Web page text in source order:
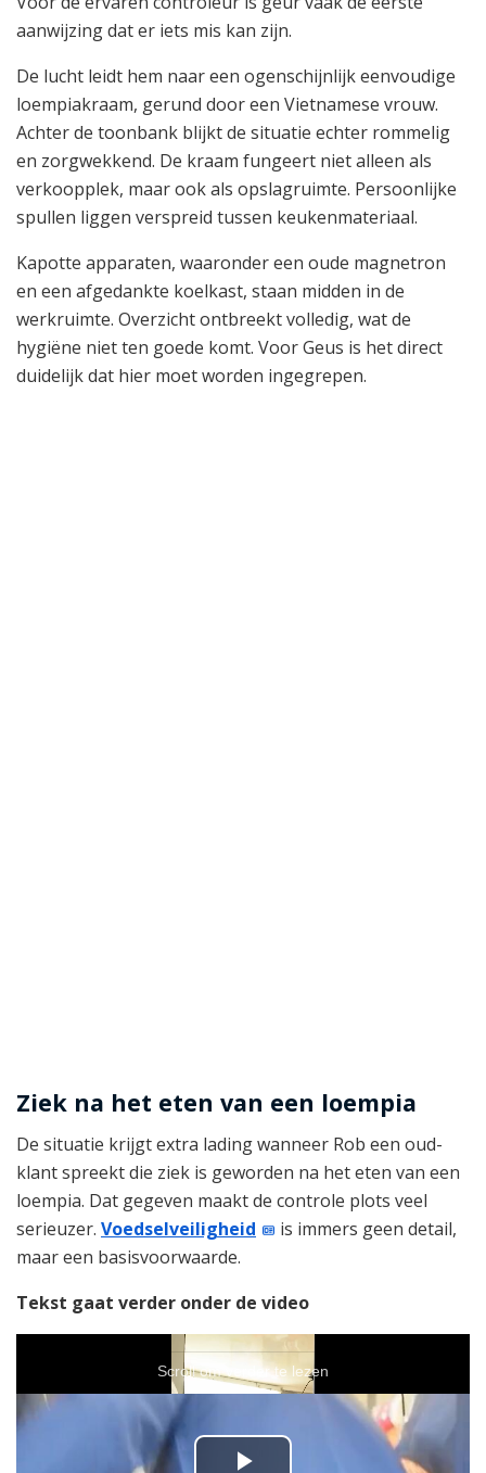
aanwijzing dat er iets mis kan zijn.
De lucht leidt hem naar een ogenschijnlijk eenvoudige
loempiakraam, gerund door een Vietnamese vrouw.
Achter de toonbank blijkt de situatie echter rommelig
en zorgwekkend. De kraam fungeert niet alleen als
verkoopplek, maar ook als opslagruimte. Persoonlijke
spullen liggen verspreid tussen keukenmateriaal.
Kapotte apparaten, waaronder een oude magnetron
en een afgedankte koelkast, staan midden in de
werkruimte. Overzicht ontbreekt volledig, wat de
hygiëne niet ten goede komt. Voor Geus is het direct
duidelijk dat hier moet worden ingegrepen.
Ziek na het eten van een loempia
De situatie krijgt extra lading wanneer Rob een oud-
klant spreekt die ziek is geworden na het eten van een
loempia. Dat gegeven maakt de controle plots veel
serieuzer. Voedselveiligheid
is immers geen detail,
maar een basisvoorwaarde.
Tekst gaat verder onder de video
Scroll om verder te lezen